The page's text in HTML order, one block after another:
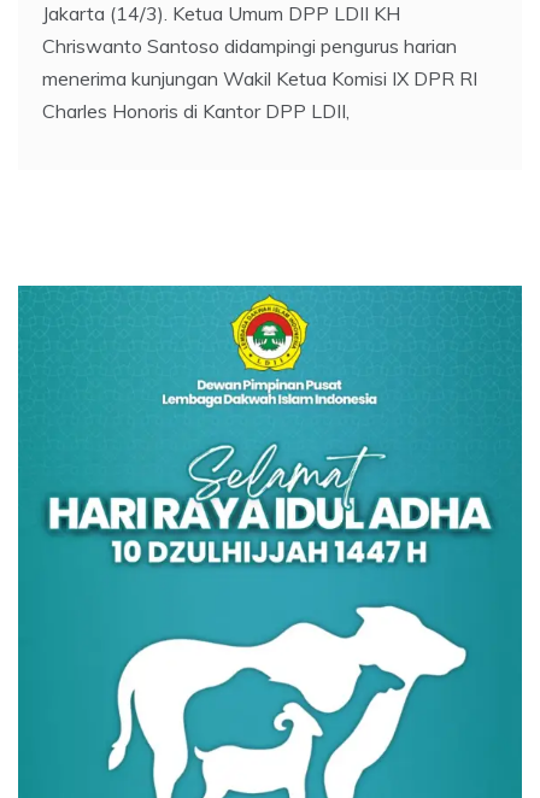
Jakarta (14/3). Ketua Umum DPP LDII KH
Chriswanto Santoso didampingi pengurus harian
menerima kunjungan Wakil Ketua Komisi IX DPR RI
Charles Honoris di Kantor DPP LDII,